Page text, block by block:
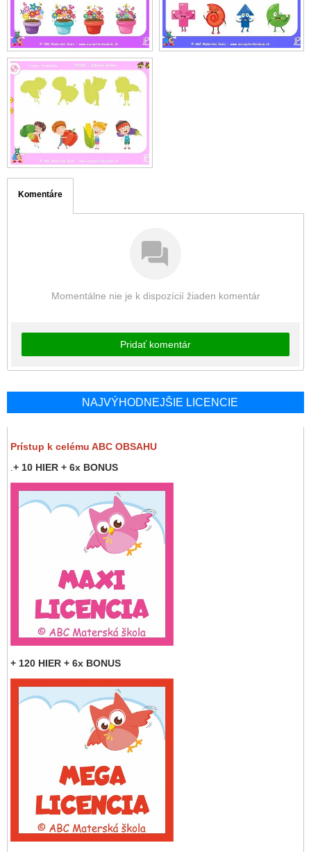
NAJVÝHODNEJŠIE LICENCIE
Prístup k celému ABC OBSAHU
+ 10 HIER + 6x BONUS
+ 120 HIER + 6x BONUS
Komentáre
Momentálne nie je k dispozícií žiaden komentár
Pridať komentár